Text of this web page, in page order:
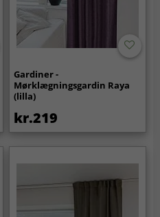
Gardiner -
Mørklægningsgardin Raya
(lilla)
kr.219